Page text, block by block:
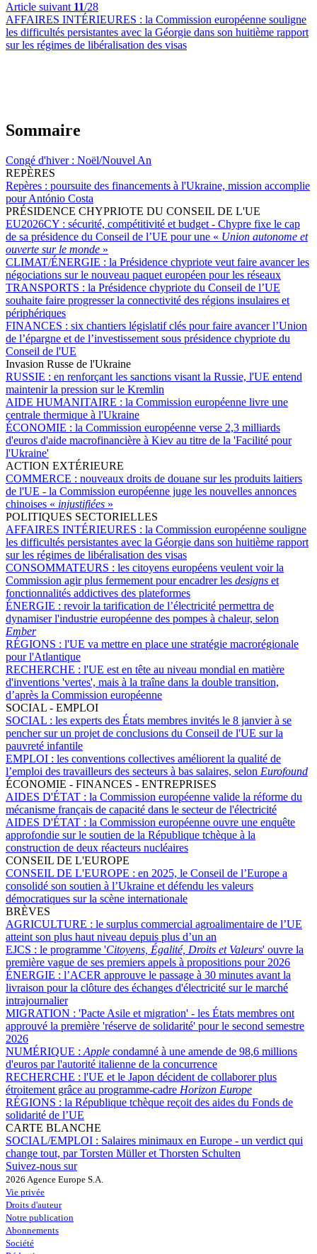
Article suivant 11/28
AFFAIRES INTÉRIEURES : la Commission européenne souligne
les difficultés persistantes avec la Géorgie dans son huitième rapport
sur les régimes de libéralisation des visas
Sommaire
Congé d'hiver : Noël/Nouvel An
REPÈRES
Repères : poursuite des financements à l'Ukraine, mission accomplie
pour António Costa
PRÉSIDENCE CHYPRIOTE DU CONSEIL DE L'UE
EU2026CY : sécurité, compétitivité et budget - Chypre fixe le cap
de sa présidence du Conseil de l’UE pour une « Union autonome et
ouverte sur le monde »
CLIMAT/ÉNERGIE : la Présidence chypriote veut faire avancer les
négociations sur le nouveau paquet européen pour les réseaux
TRANSPORTS : la Présidence chypriote du Conseil de l’UE
souhaite faire progresser la connectivité des régions insulaires et
périphériques
FINANCES : six chantiers législatif clés pour faire avancer l’Union
de l’épargne et de l’investissement sous présidence chypriote du
Conseil de l'UE
Invasion Russe de l'Ukraine
RUSSIE : en renforçant les sanctions visant la Russie, l'UE entend
maintenir la pression sur le Kremlin
AIDE HUMANITAIRE : la Commission européenne livre une
centrale thermique à l'Ukraine
ÉCONOMIE : la Commission européenne verse 2,3 milliards
d'euros d'aide macrofinancière à Kiev au titre de la 'Facilité pour
l'Ukraine'
ACTION EXTÉRIEURE
COMMERCE : nouveaux droits de douane sur les produits laitiers
de l'UE - la Commission européenne juge les nouvelles annonces
chinoises « injustifiées »
POLITIQUES SECTORIELLES
AFFAIRES INTÉRIEURES : la Commission européenne souligne
les difficultés persistantes avec la Géorgie dans son huitième rapport
sur les régimes de libéralisation des visas
CONSOMMATEURS : les citoyens européens veulent voir la
Commission agir plus fermement pour encadrer les designs et
fonctionnalités addictives des plateformes
ÉNERGIE : revoir la tarification de l’électricité permettra de
dynamiser l'industrie européenne des pompes à chaleur, selon
Ember
RÉGIONS : l'UE va mettre en place une stratégie macrorégionale
pour l'Atlantique
RECHERCHE : l'UE est en tête au niveau mondial en matière
d'inventions 'vertes', mais à la traîne dans la double transition,
d’après la Commission européenne
SOCIAL - EMPLOI
SOCIAL : les experts des États membres invités le 8 janvier à se
pencher sur un projet de conclusions du Conseil de l'UE sur la
pauvreté infantile
EMPLOI : les conventions collectives améliorent la qualité de
l’emploi des travailleurs des secteurs à bas salaires, selon Eurofound
ÉCONOMIE - FINANCES - ENTREPRISES
AIDES D'ÉTAT : la Commission européenne valide la réforme du
mécanisme français de capacité dans le secteur de l'électricité
AIDES D'ÉTAT : la Commission européenne ouvre une enquête
approfondie sur le soutien de la République tchèque à la
construction de deux réacteurs nucléaires
CONSEIL DE L'EUROPE
CONSEIL DE L'EUROPE : en 2025, le Conseil de l’Europe a
consolidé son soutien à l’Ukraine et défendu les valeurs
démocratiques sur la scène internationale
BRÈVES
AGRICULTURE : le surplus commercial agroalimentaire de l’UE
atteint son plus haut niveau depuis plus d’un an
EJCS : le programme 'Citoyens, Égalité, Droits et Valeurs' ouvre la
première vague de ses premiers appels à propositions pour 2026
ÉNERGIE : l’ACER approuve le passage à 30 minutes avant la
livraison pour la clôture des échanges d'électricité sur le marché
intrajournalier
MIGRATION : 'Pacte Asile et migration' - les États membres ont
approuvé la première 'réserve de solidarité' pour le second semestre
2026
NUMÉRIQUE : Apple condamné à une amende de 98,6 millions
d'euros par l'autorité italienne de la concurrence
RECHERCHE : l'UE et le Japon décident de collaborer plus
étroitement grâce au programme-cadre Horizon Europe
RÉGIONS : la République tchèque reçoit des aides du Fonds de
solidarité de l’UE
CARTE BLANCHE
SOCIAL/EMPLOI : Salaires minimaux en Europe - un verdict qui
change tout, par Torsten Müller et Thorsten Schulten
Suivez-nous sur
2026 Agence Europe S.A.
Vie privée
Droits d'auteur
Notre publication
Abonnements
Société